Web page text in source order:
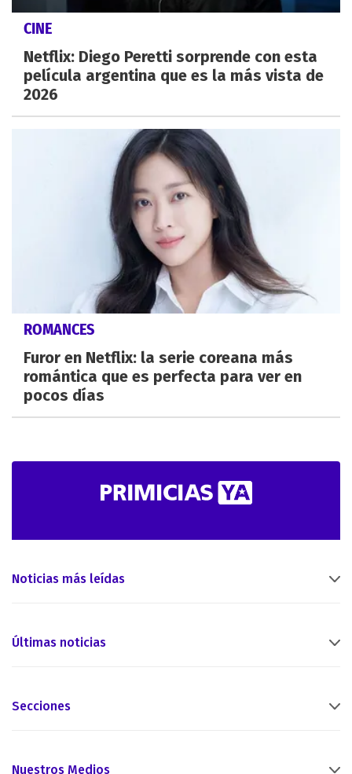
CINE
Netflix: Diego Peretti sorprende con esta
película argentina que es la más vista de
2026
ROMANCES
Furor en Netflix: la serie coreana más
romántica que es perfecta para ver en
pocos días
Noticias más leídas
Últimas noticias
Secciones
Nuestros Medios